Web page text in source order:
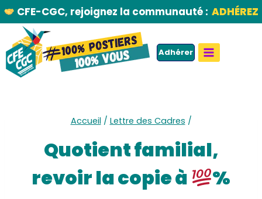
Aller
au
contenu
CFE-CGC, rejoignez la communauté : ADHÉREZ
Adhérer
Accueil / Lettre des Cadres /
Quotient familial,
revoir la copie à
%